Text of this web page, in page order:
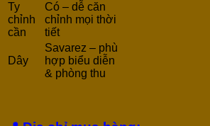
Ty
chỉnh
cần
Có – dễ căn
chỉnh mọi thời
tiết
Dây
Savarez – phù
hợp biểu diễn
& phòng thu